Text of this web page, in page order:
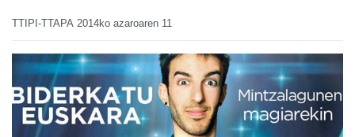
TTIPI-TTAPA 2014ko azaroaren 11